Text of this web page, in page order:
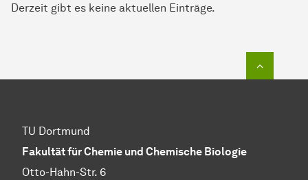
Derzeit gibt es keine aktuellen Einträge.
TU Dortmund
Fakultät für Chemie und Chemische Biologie
Otto-Hahn-Str. 6